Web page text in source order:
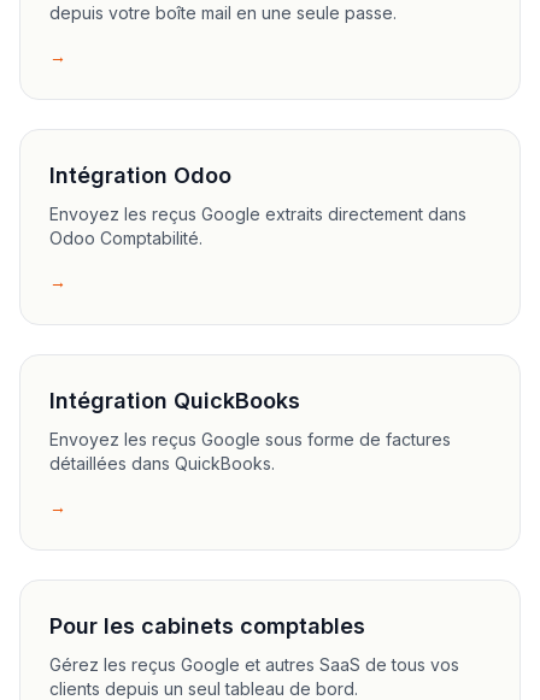
depuis votre boîte mail en une seule passe.
→
Intégration Odoo
Envoyez les reçus Google extraits directement dans
Odoo Comptabilité.
→
Intégration QuickBooks
Envoyez les reçus Google sous forme de factures
détaillées dans QuickBooks.
→
Pour les cabinets comptables
Gérez les reçus Google et autres SaaS de tous vos
clients depuis un seul tableau de bord.